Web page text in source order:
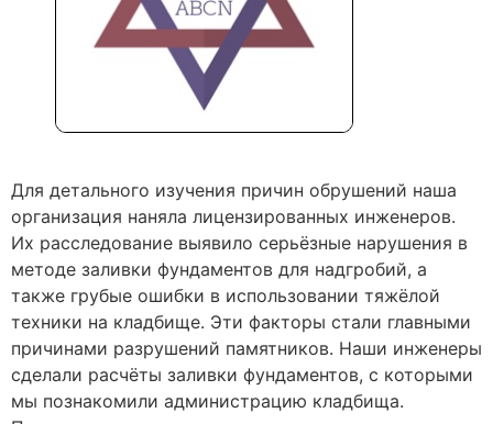
Для детального изучения причин обрушений наша
организация наняла лицензированных инженеров.
Их расследование выявило серьёзные нарушения в
методе заливки фундаментов для надгробий, а
также грубые ошибки в использовании тяжёлой
техники на кладбище. Эти факторы стали главными
причинами разрушений памятников. Наши инженеры
сделали расчёты заливки фундаментов, с которыми
мы познакомили администрацию кладбища.